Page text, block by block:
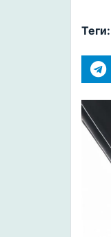
Теги: